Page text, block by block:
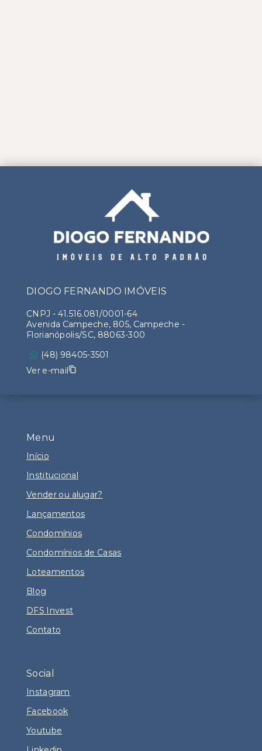
Menu
Início
Institucional
Vender ou alugar?
Lançamentos
Condomínios
Condomínios de Casas
Loteamentos
Blog
DFS Invest
Contato
Social
Instagram
Facebook
Youtube
DIOGO FERNANDO IMÓVEIS
CNPJ - 41.516.081/0001-64
Avenida Campeche, 805, Campeche -
Florianópolis/SC, 88063-300
(48) 98405-3501
Ver e-mail